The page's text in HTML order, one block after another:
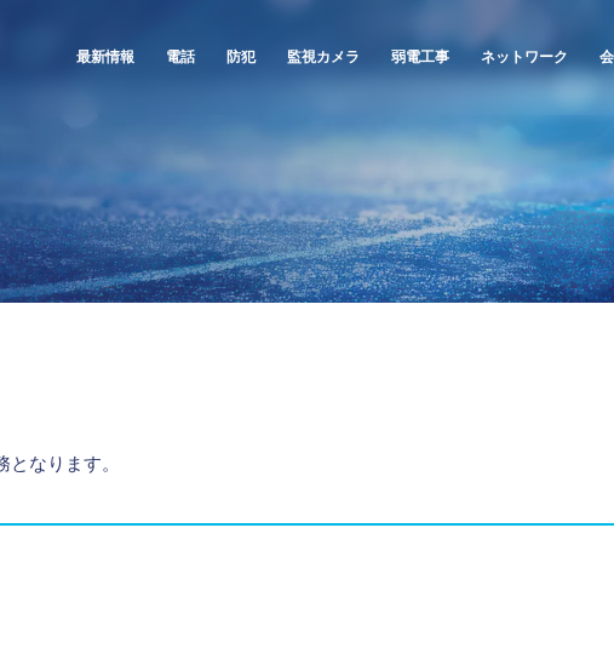
最新情報 電話 防犯 監視カメラ 弱電工事 ネットワーク
なります。